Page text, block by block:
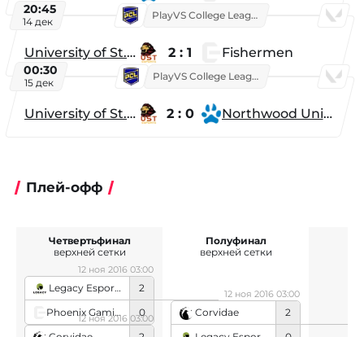
20:45
14 дек
PlayVS College League 2025: Fall
University of St. Thomas 2 : 1 Fishermen
00:30
15 дек
PlayVS College League 2025: Fall
University of St. Thomas 2 : 0 Northwood University
Плей-офф
Legacy Esports
2
Phoenix Gaming
0
12 ноя 2016 03:00
12 ноя 2016 03:00
Четвертьфинал
верхней сетки
Corvidae
2
12 ноя 2016 03:00
Полуфинал
верхней сетки